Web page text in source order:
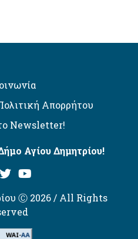
Απορρήτου
Newsletter!
Αγίου Δημητρίου!
Ⓒ 2026 / All Rights